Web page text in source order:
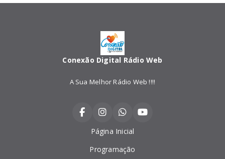
Conexão Digital Rádio Web
A Sua Melhor Rádio Web !!!!
Página Inicial
Programação